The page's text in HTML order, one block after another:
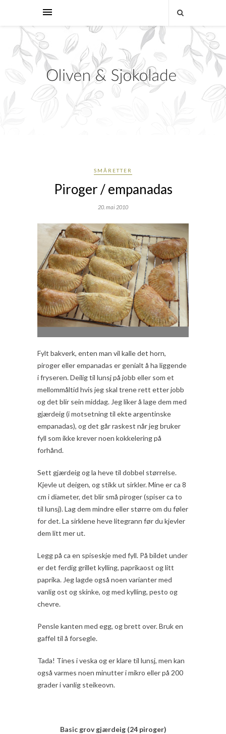
SMÅRETTER
Piroger / empanadas
20. mai 2010
Fylt bakverk, enten man vil kalle det horn,
piroger eller empanadas er genialt å ha liggende
i fryseren. Deilig til lunsj på jobb eller som et
mellommåltid hvis jeg skal trene rett etter jobb
og det blir sein middag. Jeg liker å lage dem med
gjærdeig (i motsetning til ekte argentinske
empanadas), og det går raskest når jeg bruker
fyll som ikke krever noen kokkelering på
forhånd.
Sett gjærdeig og la heve til dobbel størrelse.
Kjevle ut deigen, og stikk ut sirkler. Mine er ca 8
cm i diameter, det blir små piroger (spiser ca to
til lunsj). Lag dem mindre eller større om du føler
for det. La sirklene heve litegrann før du kjevler
dem litt mer ut.
Legg på ca en spiseskje med fyll. På bildet under
er det ferdig grillet kylling, paprikaost og litt
paprika. Jeg lagde også noen varianter med
vanlig ost og skinke, og med kylling, pesto og
chevre.
Pensle kanten med egg, og brett over. Bruk en
gaffel til å forsegle.
Tada! Tines i veska og er klare til lunsj, men kan
også varmes noen minutter i mikro eller på 200
grader i vanlig steikeovn.
Basic grov gjærdeig (24 piroger)